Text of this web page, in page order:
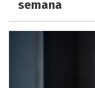
semana